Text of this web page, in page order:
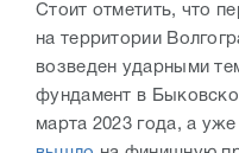
Стоит отметить, что
на территории
возведен ударными
фундамент в
марта 2023 года, а уже